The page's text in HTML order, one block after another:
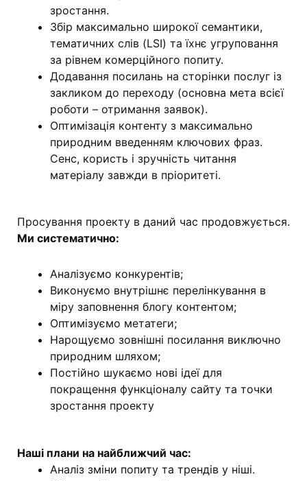
зростання.
Збір максимально широкої семантики,
тематичних слів (LSI) та їхнє угруповання
за рівнем комерційного попиту.
Додавання посилань на сторінки послуг із
закликом до переходу (основна мета всієї
роботи – отримання заявок).
Оптимізація контенту з максимально
природним введенням ключових фраз.
Сенс, користь і зручність читання
матеріалу завжди в пріоритеті.
Просування проекту в даний час продовжується.
Ми систематично:
Аналізуємо конкурентів;
Виконуємо внутрішнє перелінкування в
міру заповнення блогу контентом;
Оптимізуємо метатеги;
Нарощуємо зовнішні посилання виключно
природним шляхом;
Постійно шукаємо нові ідеї для
покращення функціоналу сайту та точки
зростання проекту
Наші плани на найближчий час:
Аналіз зміни попиту та трендів у ніші.